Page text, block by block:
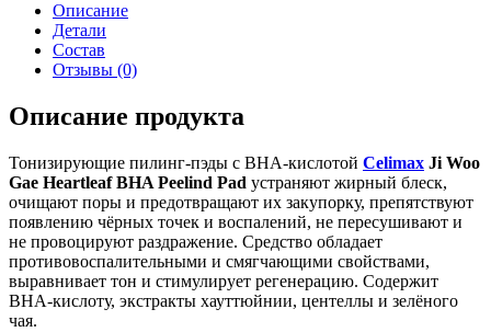
Описание
Детали
Состав
Отзывы (0)
Описание продукта
Тонизирующие пилинг-пэды с BHA-кислотой Celimax Ji Woo
Gae Heartleaf BHA Peelind Pad устраняют жирный блеск,
очищают поры и предотвращают их закупорку, препятствуют
появлению чёрных точек и воспалений, не пересушивают и
не провоцируют раздражение. Средство обладает
противовоспалительными и смягчающими свойствами,
выравнивает тон и стимулирует регенерацию. Содержит
BHA-кислоту, экстракты хауттюйнии, центеллы и зелёного
чая.